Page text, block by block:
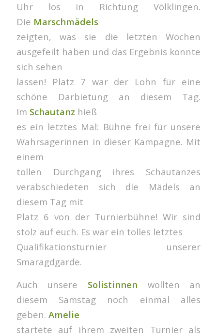
Uhr los in Richtung Völklingen.
Die Marschmädels
zeigten, was sie die letzten Wochen
ausgefeilt haben und das Ergebnis konnte
sich sehen
lassen! Platz 7 war der Lohn für eine
schöne Darbietung an diesem Tag.
Im Schautanz hieß
es ein letztes Mal: Bühne frei für unsere
Wahrsagerinnen in dieser Kampagne. Mit
einem
tollen Durchgang ihres Schautanzes
verabschiedeten sich die Mädels an
diesem Tag mit
Platz 6 von der Turnierbühne! Wir sind
stolz auf euch. Es war ein tolles letztes
Qualifikationsturnier unserer
Smaragdgarde.
Auch unsere Solistinnen wollten an
diesem Samstag noch einmal alles
geben. Amelie
startete auf ihrem zweiten Turnier als